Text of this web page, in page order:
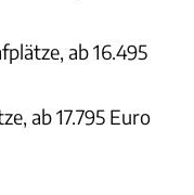
ab 16.495
ab 17.795 Euro